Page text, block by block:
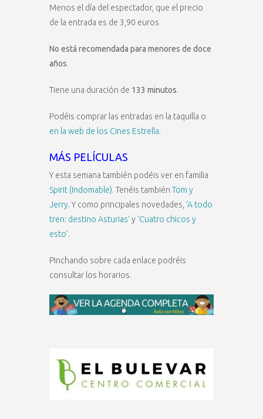
Menos el día del espectador, que el precio
de la entrada es de 3,90 euros
No está recomendada para menores de doce
años.
Tiene una duración de 133 minutos.
Podéis comprar las entradas en la taquilla o
en la web de los Cines Estrella.
MÁS PELÍCULAS
Y esta semana también podéis ver en familia
Spirit (Indomable). Tenéis también Tom y
Jerry. Y como principales novedades, ‘A todo
tren: destino Asturias’ y ‘Cuatro chicos y
esto’.
Pinchando sobre cada enlace podréis
consultar los horarios.